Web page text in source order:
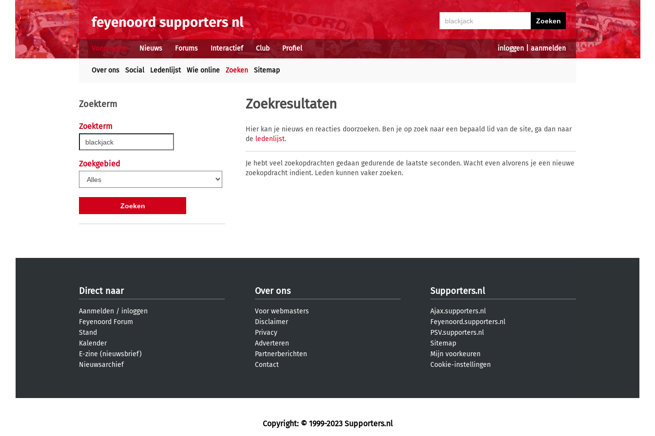
inloggen aanmelden
Voorpagina Nieuws Forums Interactief Club Profiel
Over ons Social Ledenlijst Wie online Zoeken Sitemap
Zoekterm
Zoekterm
Zoekgebied
Zoekresultaten
Hier kan je nieuws en reacties doorzoeken. Ben je op zoek naar een bepaald lid van de site, ga dan naar
de ledenlijst.
Je hebt veel zoekopdrachten gedaan gedurende de laatste seconden. Wacht even alvorens je een nieuwe
zoekopdracht indient. Leden kunnen vaker zoeken.
Direct naar
Aanmelden / inloggen
Feyenoord Forum
Stand
Kalender
E-zine (nieuwsbrief)
Nieuwsarchief
Over ons
Voor webmasters
Disclaimer
Privacy
Adverteren
Partnerberichten
Contact
Supporters.nl
Ajax.supporters.nl
Feyenoord.supporters.nl
PSV.supporters.nl
Sitemap
Mijn voorkeuren
Cookie-instellingen
Copyright: © 1999-2023 Supporters.nl